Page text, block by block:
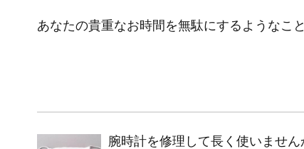
あなたの貴重なお時間を無駄にするようなこ
腕時計を修理して長く使いません